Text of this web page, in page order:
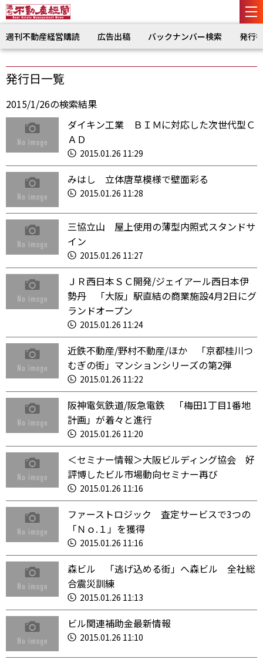
週刊不動産経営購読 広告出稿 バックナンバー検索 発行
発行日一覧
2015/1/26の検索結果
ダイキン工業 ＢＩＭに対応した次世代型Ｃ
ＡＤ
2015.01.26 11:29
みはし 立体唐草模様で壁面彩る
2015.01.26 11:28
三協立山 屋上使用の薄型内照式スタンドサ
イン
2015.01.26 11:27
ＪＲ西日本ＳＣ開発/ジェイアール西日本伊
勢丹 「大阪」駅直結の商業施設4月2日にグ
ランドオープン
2015.01.26 11:24
近鉄不動産/野村不動産/ほか 「京都桂川つ
むぎの街」マンションシリーズの第2弾
2015.01.26 11:22
阪神電気鉄道/阪急電鉄 「梅田1丁目1番地
計画」が着々と進行
2015.01.26 11:20
＜セミナー情報＞大阪ビルディング協会 好
評博したビル市場動向セミナー再び
2015.01.26 11:16
ファーストロジック 査定サービスで3つの
「Ｎｏ.１」を獲得
2015.01.26 11:16
森ビル 「逃げ込める街」へ森ビル 全社総
合震災訓練
2015.01.26 11:13
ビル関連補助金最新情報
2015.01.26 11:10